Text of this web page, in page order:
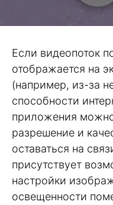
Если видеопоток
отображается на
(например, из-за
способности
приложения
разрешение и
оставаться на
присутствует
настройки
освещенности